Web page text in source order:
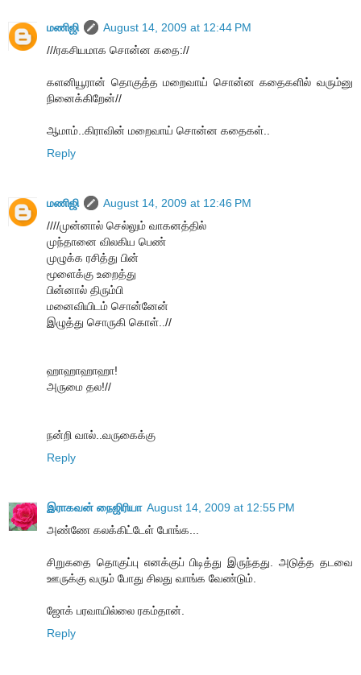
மணிஜி
August 14, 2009 at 12:44 PM
///ரகசியமாக சொன்ன கதை://
களனியூரான் தொகுத்த மறைவாய் சொன்ன கதைகளில் வரும்னு
நினைக்கிறேன்//
ஆமாம்..கிராவின் மறைவாய் சொன்ன கதைகள்..
Reply
மணிஜி
August 14, 2009 at 12:46 PM
////முன்னால் செல்லும் வாகனத்தில்
முந்தானை விலகிய பெண்
முழுக்க ரசித்து பின்
மூளைக்கு உறைத்து
பின்னால் திரும்பி
மனைவியிடம் சொன்னேன்
இழுத்து சொருகி கொள்..//
ஹாஹாஹாஹா!
அருமை தல!//
நன்றி வால்..வருகைக்கு
Reply
இராகவன் நைஜிரியா August 14, 2009 at 12:55 PM
அண்ணே கலக்கிட்டேள் போங்க...
சிறுகதை தொகுப்பு எனக்குப் பிடித்து இருந்தது. அடுத்த தடவை
ஊருக்கு வரும் போது சிலது வாங்க வேண்டும்.
ஜோக் பரவாயில்லை ரகம்தான்.
Reply